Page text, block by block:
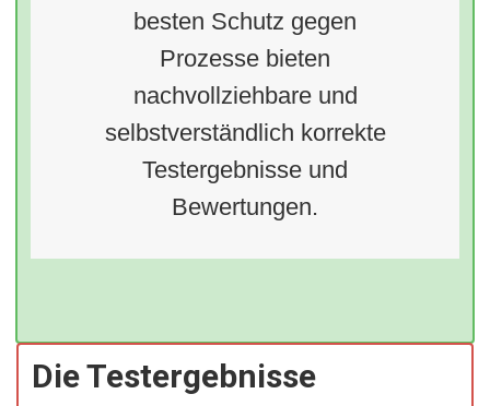
besten Schutz gegen
Prozesse bieten
nachvollziehbare und
selbstverständlich korrekte
Testergebnisse und
Bewertungen.
Die Testergebnisse